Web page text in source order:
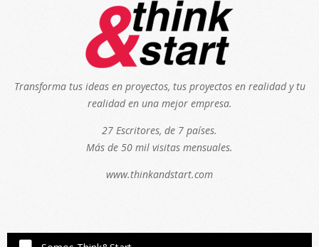
Transforma tus ideas en proyectos, tus proyectos en realidad y tu
realidad en una mejor empresa.
27 Escritores, de 7 países.
Más de 50 mil visitas mensuales.
www.thinkandstart.com